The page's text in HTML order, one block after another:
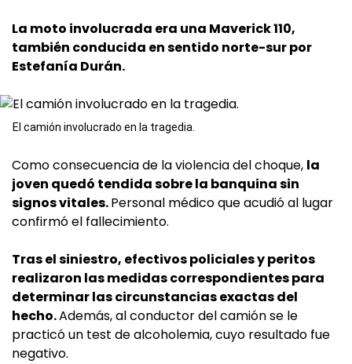
La moto involucrada era una Maverick 110,
también conducida en sentido norte-sur por
Estefanía Durán.
El camión involucrado en la tragedia.
Como consecuencia de la violencia del choque, la
joven quedó tendida sobre la banquina sin
signos vitales.Personal médico que acudió al lugar
confirmó el fallecimiento.
Tras el siniestro, efectivos policiales y peritos
realizaron las medidas correspondientes para
determinar las circunstancias exactas del
hecho.Además, al conductor del camión se le
practicó un test de alcoholemia, cuyo resultado fue
negativo.